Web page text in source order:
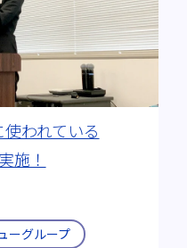
われている
施！
ーグループ